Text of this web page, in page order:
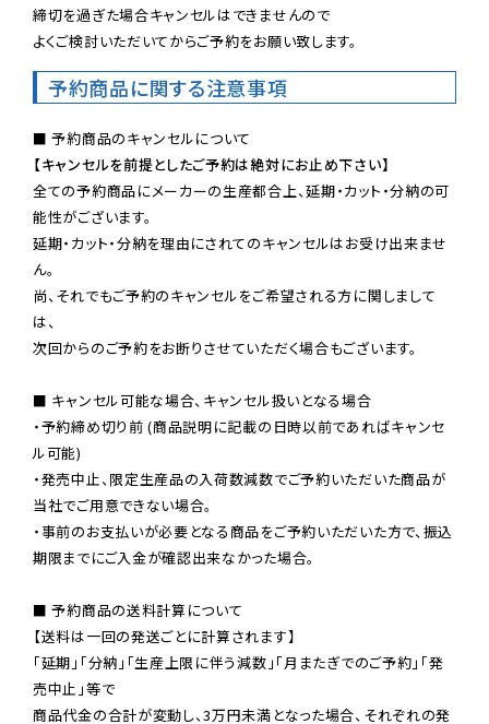
締切を過ぎた場合キャンセルはできませんので
よくご検討いただいてからご予約をお願い致します。
予約商品に関する注意事項
【キャンセルを前提としたご予約は絶対にお止め下さい】
全ての予約商品にメーカーの生産都合上、延期・カット・分納の可
能性がございます。
延期・カット・分納を理由にされてのキャンセルはお受け出来ませ
ん。
尚、それでもご予約のキャンセルをご希望される方に関しまして
は、
次回からのご予約をお断りさせていただく場合もございます。
■ キャンセル可能な場合、キャンセル扱いとなる場合
・予約締め切り前 (商品説明に記載の日時以前であればキャンセ
ル可能)
・発売中止、限定生産品の入荷数減数でご予約いただいた商品が
当社でご用意できない場合。
・事前のお支払いが必要となる商品をご予約いただいた方で、振込
期限までにご入金が確認出来なかった場合。
■ 予約商品の送料計算について
【送料は一回の発送ごとに計算されます】
「延期」「分納」「生産上限に伴う減数」「月またぎでのご予約」「発
売中止」等で
商品代金の合計が変動し、3万円未満となった場合、それぞれの発